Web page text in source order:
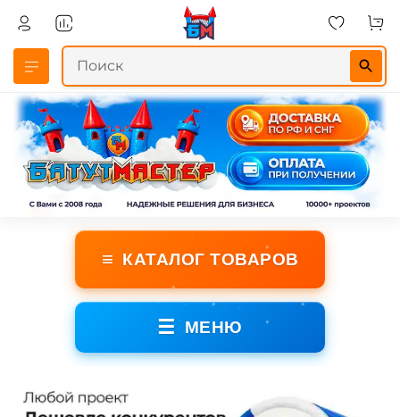
≡ КАТАЛОГ ТОВАРОВ
☰ МЕНЮ